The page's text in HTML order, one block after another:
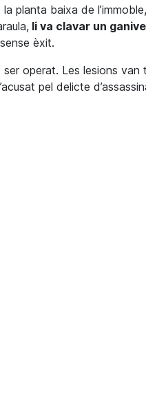
planta baixa de
li va clavar un
èxit.
operat. Les lesions
pel delicte